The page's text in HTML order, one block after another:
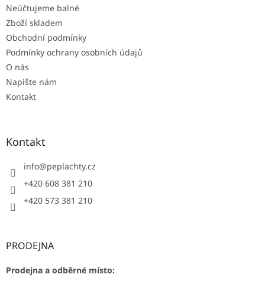
Neúčtujeme balné
Zboží skladem
Obchodní podmínky
Podmínky ochrany osobních údajů
O nás
Napište nám
Kontakt
Kontakt
info@peplachty.cz
+420 608 381 210
+420 573 381 210
PRODEJNA
Prodejna a odběrné místo: